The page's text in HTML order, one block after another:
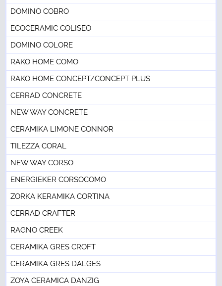
DOMINO COBRO
ECOCERAMIC COLISEO
DOMINO COLORE
RAKO HOME COMO
RAKO HOME CONCEPT/CONCEPT PLUS
CERRAD CONCRETE
NEW WAY CONCRETE
CERAMIKA LIMONE CONNOR
TILEZZA CORAL
NEW WAY CORSO
ENERGIEKER CORSOCOMO
ZORKA KERAMIKA CORTINA
CERRAD CRAFTER
RAGNO CREEK
CERAMIKA GRES CROFT
CERAMIKA GRES DALGES
ZOYA CERAMICA DANZIG